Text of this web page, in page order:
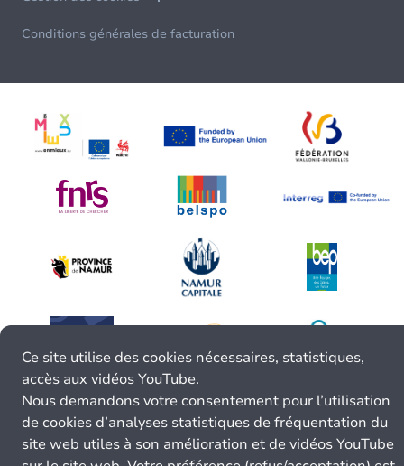
Conditions générales de facturation
Ce site utilise des cookies nécessaires, statistiques,
accès aux vidéos YouTube.
Nous demandons votre consentement pour l’utilisation
de cookies d’analyses statistiques de fréquentation du
site web utiles à son amélioration et de vidéos YouTube